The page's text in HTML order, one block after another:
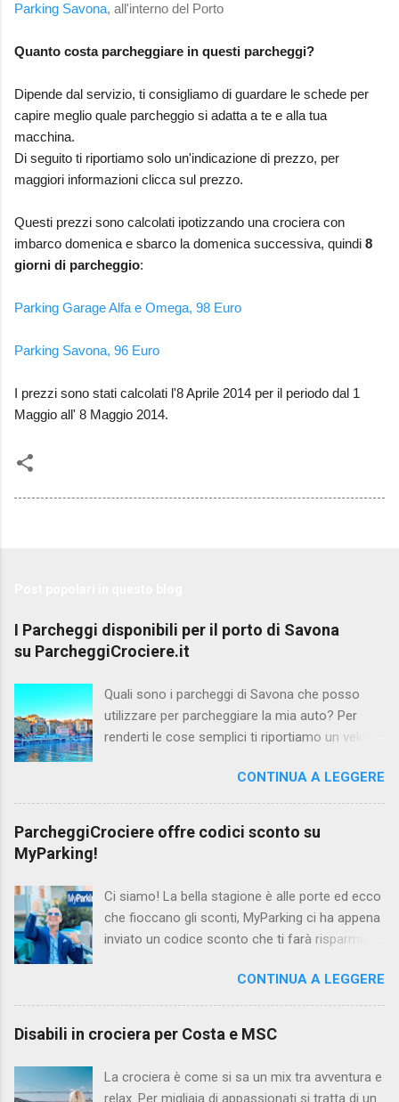
Parking Savona, all'interno del Porto
Quanto costa parcheggiare in questi parcheggi?
Dipende dal servizio, ti consigliamo di guardare le schede per
capire meglio quale parcheggio si adatta a te e alla tua
macchina.
Di seguito ti riportiamo solo un'indicazione di prezzo, per
maggiori informazioni clicca sul prezzo.
Questi prezzi sono calcolati ipotizzando una crociera con
imbarco domenica e sbarco la domenica successiva, quindi 8
giorni di parcheggio:
Parking Garage Alfa e Omega, 98 Euro
Parking Savona, 96 Euro
I prezzi sono stati calcolati l'8 Aprile 2014 per il periodo dal 1
Maggio all' 8 Maggio 2014.
I Parcheggi disponibili per il porto di Savona
su ParcheggiCrociere.it
Quali sono i parcheggi di Savona che posso
utilizzare per parcheggiare la mia auto? Per
renderti le cose semplici ti riportiamo un veloce
caratteristiche (parcheggio coperto/scoperto,
tieni le chiavi, servizio navetta, servizio car
valet) e prezzi (8 giorni, calcolati nel periodo 1 -
Coperto Tipo di servizio? Navetta - non puoi
tenere le chiavi Prezzo 98 EURO Parking Savona
Dove si trova? All'interno del porto Tipo di
parcheggio? Scoperto Tipo di servizio? a 2
CONTINUA A LEGGERE
ParcheggiCrociere offre codici sconto su
MyParking!
Ci siamo! La bella stagione è alle porte ed ecco
che fioccano gli sconti, MyParking ci ha appena
inviato un codice sconto che ti farà risparmiare
crociere o traghetti in tutta italia! Il codice
sconto da inserire è: VQ6H8H Usarlo è
semplicissimo, vai su MyParking e registrati se
non lo hai già fatto prima. Una volta registrato
CONTINUA A LEGGERE
Disabili in crociera per Costa e MSC
La crociera è come si sa un mix tra avventura e
relax. Per migliaia di appassionati si tratta di un